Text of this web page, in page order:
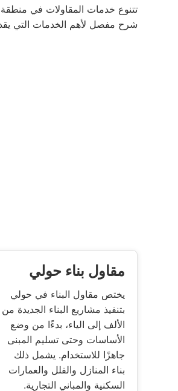
تتنوع خدمات المقاولات في منطقة
شرح مفصل لأهم الخدمات التي
مقاول بناء حولي
يختص مقاول البناء في حولي
بتنفيذ مشاريع البناء الجديدة من
الألف إلى الياء، بدءًا من وضع
الأساسات وحتى تسليم المبنى
جاهزًا للاستخدام. يشمل ذلك
بناء المنازل والفلل والعمارات
السكنية والمباني التجارية.